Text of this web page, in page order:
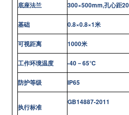
底座法兰 300×500mm,孔心距
基础 0.8×0.8×1米
可视距离 1000米
工作环境温度 -40－65℃
防护等级 IP65
执行标准
GB14887-2011